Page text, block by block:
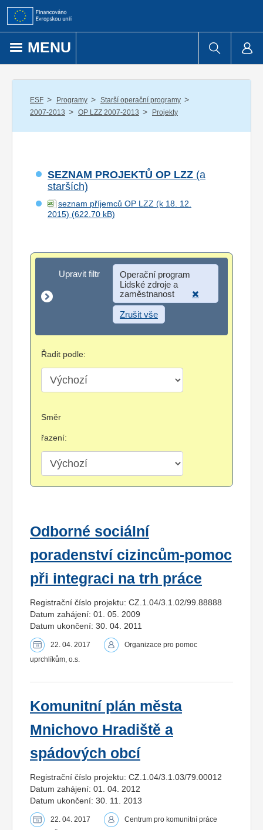
Přejít k obsahu
MENU
ESF / Programy / Starší operační programy /
2007-2013 / OP LZZ 2007-2013 / Projekty
SEZNAM PROJEKTŮ OP LZZ (a
starších)
seznam příjemců OP LZZ (k 18. 12.
2015)
Upravit filtr
Upravit filtr
Operační program
Lidské zdroje a
zaměstnanost
Zrušit vše
Řadit podle:
Směr
řazení:
Odborné sociální
poradenství cizincům-pomoc
při integraci na trh práce
Registrační číslo projektu: CZ.1.04/3.1.02/99.88888
Datum zahájení: 01. 05. 2009
Datum ukončení: 30. 04. 2011
22. 04. 2017
Organizace pro pomoc
uprchlíkům, o.s.
Komunitní plán města
Mnichovo Hradiště a
spádových obcí
Registrační číslo projektu: CZ.1.04/3.1.03/79.00012
Datum zahájení: 01. 04. 2012
Datum ukončení: 30. 11. 2013
22. 04. 2017
Centrum pro komunitní práce